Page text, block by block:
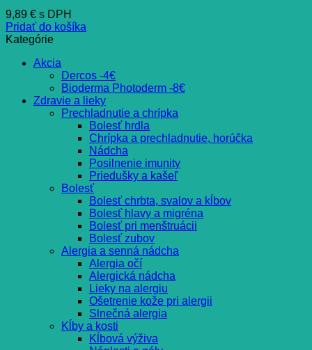
9,89 € s DPH
Pridať do košíka
Kategórie
Akcia
Dercos -4€
Bioderma Photoderm -8€
Zdravie a lieky
Prechladnutie a chrípka
Bolesť hrdla
Chrípka a prechladnutie, horúčka
Nádcha
Posilnenie imunity
Priedušky a kašeľ
Bolesť
Bolesť chrbta, svalov a kĺbov
Bolesť hlavy a migréna
Bolesť pri menštruácii
Bolesť zubov
Alergia a senná nádcha
Alergia očí
Alergická nádcha
Lieky na alergiu
Ošetrenie kože pri alergii
Slnečná alergia
Kĺby a kosti
Kĺbová výživa